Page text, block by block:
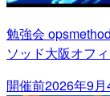
勉強会
ソッド大阪オフ
開催前2026年9